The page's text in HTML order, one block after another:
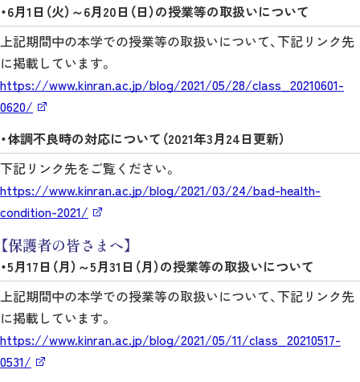
・6月1日（火）～6月20日（日）の授業等の取扱いについて
上記期間中の本学での授業等の取扱いについて、下記リンク先
に掲載しています。
https://www.kinran.ac.jp/blog/2021/05/28/class_20210601-
0620/
・体調不良時の対応について（2021年3月24日更新）
下記リンク先をご覧ください。
https://www.kinran.ac.jp/blog/2021/03/24/bad-health-
condition-2021/
【保護者の皆さまへ】
・5月17日（月）～5月31日（月）の授業等の取扱いについて
上記期間中の本学での授業等の取扱いについて、下記リンク先
に掲載しています。
https://www.kinran.ac.jp/blog/2021/05/11/class_20210517-
0531/